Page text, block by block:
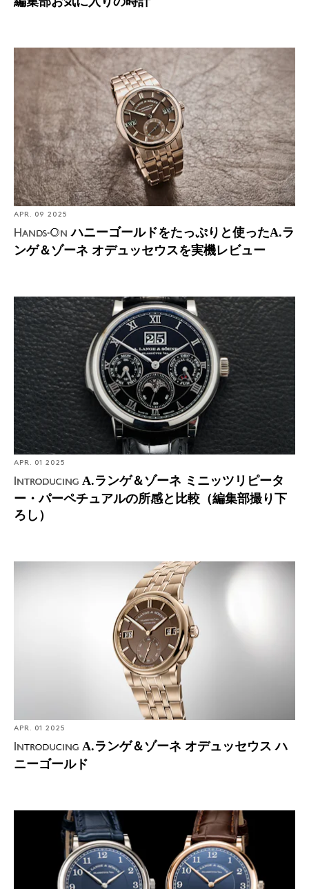
Hands-On: ハニーゴールドをたっぷりと使ったA.ランゲ
＆ゾーネ オデュッセウスを実機レビュー
APR. 09 2025
Hands-On ハニーゴールドをたっぷりと使ったA.ラ
ンゲ＆ゾーネ オデュッセウスを実機レビュー
Introducing: A.ランゲ＆ゾーネ ミニッツリピーター・パ
ーペチュアルの所感と比較（編集部撮り下ろし）
APR. 01 2025
Introducing A.ランゲ＆ゾーネ ミニッツリピータ
ー・パーペチュアルの所感と比較（編集部撮り下
ろし）
Introducing: A.ランゲ＆ゾーネ オデュッセウス ハニーゴ
APR. 01 2025
Introducing A.ランゲ＆ゾーネ オデュッセウス ハ
ニーゴールド
Introducing: A.ランゲ＆ゾーネ 1815に34mmケースが登場